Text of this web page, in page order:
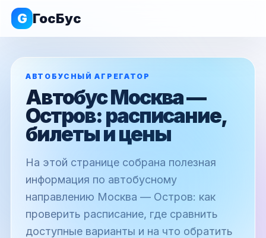
G ГосБус
АВТОБУСНЫЙ АГРЕГАТОР
Автобус Москва —
Остров: расписание,
билеты и цены
На этой странице собрана полезная
информация по автобусному
направлению Москва — Остров: как
проверить расписание, где сравнить
доступные варианты и на что обратить